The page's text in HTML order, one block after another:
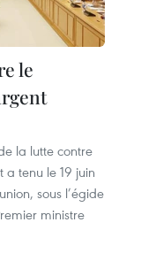
le
la lutte contre
a tenu le 19 juin
sous l’égide
ministre